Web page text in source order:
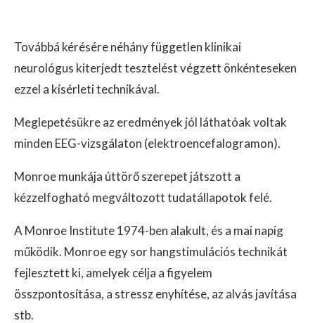
Továbbá kérésére néhány független klinikai
neurológus kiterjedt tesztelést végzett önkénteseken
ezzel a kísérleti technikával.
Meglepetésükre az eredmények jól láthatóak voltak
minden EEG-vizsgálaton (elektroencefalogramon).
Monroe munkája úttörő szerepet játszott a
kézzelfogható megváltozott tudatállapotok felé.
A Monroe Institute 1974-ben alakult, és a mai napig
működik. Monroe egy sor hangstimulációs technikát
fejlesztett ki, amelyek célja a figyelem
összpontosítása, a stressz enyhítése, az alvás javítása
stb.